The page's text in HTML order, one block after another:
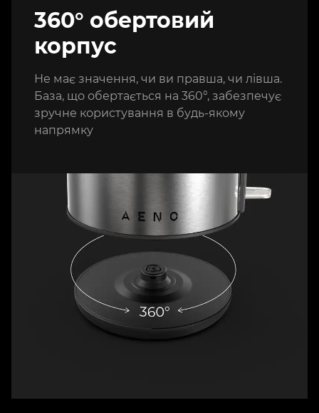
360° обертовий
корпус
Не має значення, чи ви правша, чи лівша.
База, що обертається на 360°, забезпечує
зручне користування в будь-якому
напрямку